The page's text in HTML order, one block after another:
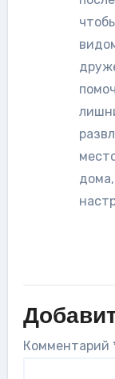
Комментарий